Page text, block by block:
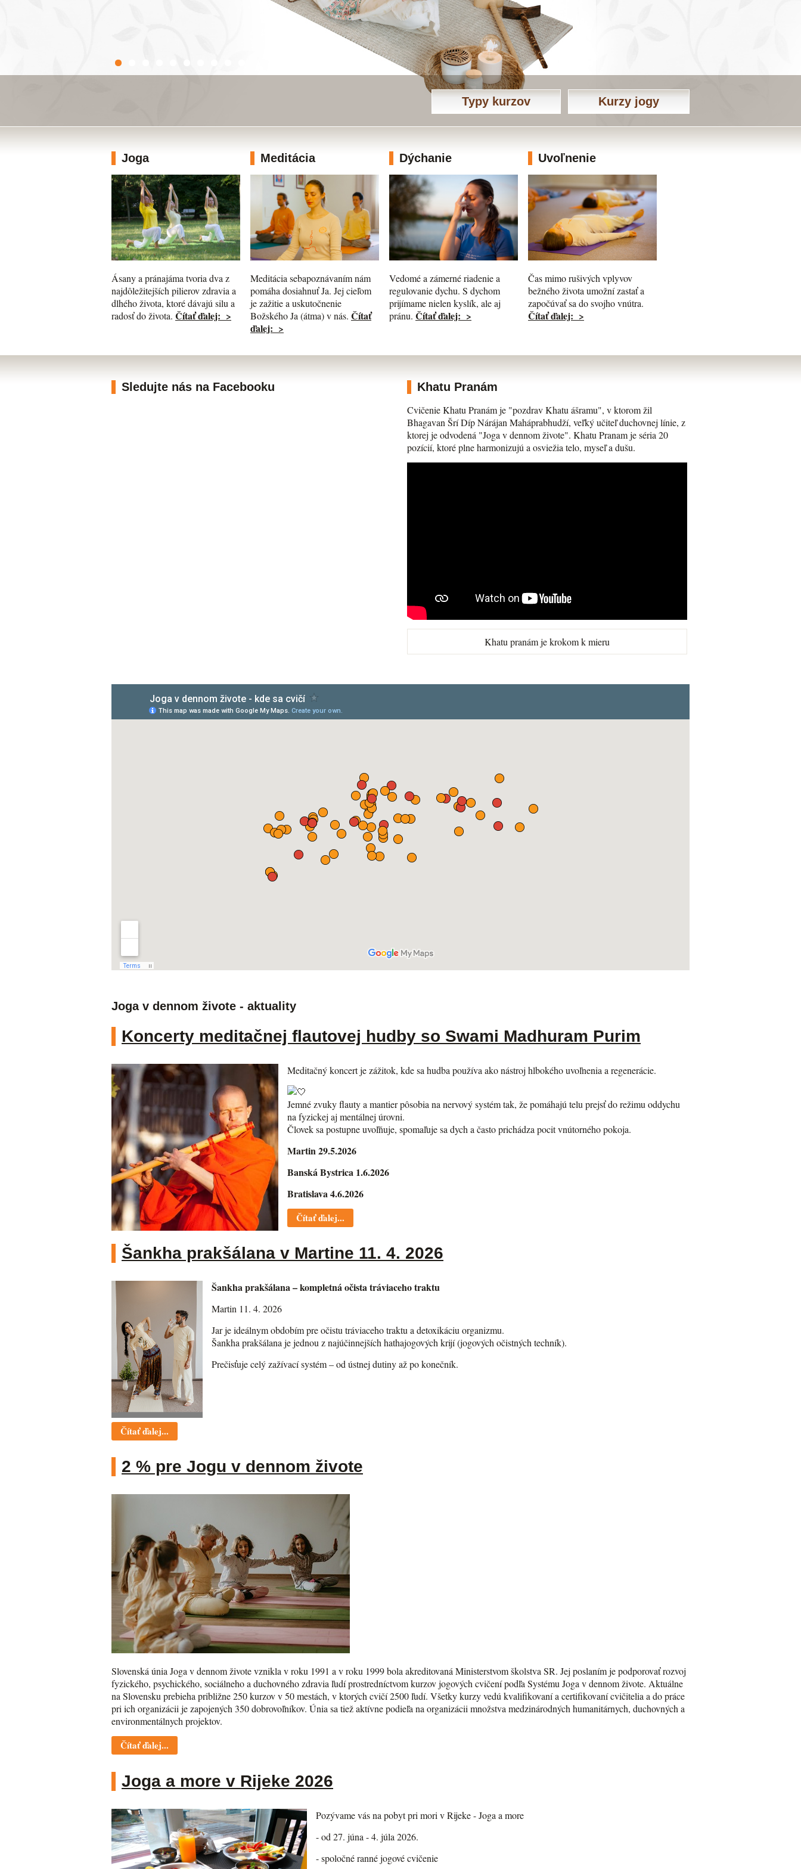
Typy kurzov Kurzy jogy
Joga
Ásany a pránajáma tvoria dva z
najdôležitejších pilierov zdravia a
dlhého života, ktoré dávajú silu a
radosť do života. Čítať ďalej: >
Meditácia
Meditácia sebapoznávaním nám
pomáha dosiahnuť Ja. Jej cieľom
je zažitie a uskutočnenie
Božského Ja (átma) v nás. Čítať
ďalej: >
Dýchanie
Vedomé a zámerné riadenie a
regulovanie dychu. S dychom
prijímame nielen kyslík, ale aj
pránu. Čítať ďalej: >
Uvoľnenie
Čas mimo rušivých vplyvov
bežného života umožní zastať a
započúvať sa do svojho vnútra.
Čítať ďalej: >
Sledujte nás na Facebooku Khatu Pranám
Cvičenie Khatu Pranám je "pozdrav Khatu ášramu", v ktorom žil
Bhagavan Šrí Díp Nárájan Maháprabhudží, veľký učiteľ duchovnej línie, z
ktorej je odvodená "Joga v dennom živote". Khatu Pranam je séria 20
pozícií, ktoré plne harmonizujú a osviežia telo, myseľ a dušu.
Khatu pranám je krokom k mieru
Joga v dennom živote - aktuality
Koncerty meditačnej flautovej hudby so Swami Madhuram Purim
Meditačný koncert je zážitok, kde sa hudba používa ako nástroj hlbokého uvoľnenia a regenerácie.
Jemné zvuky flauty a mantier pôsobia na nervový systém tak, že pomáhajú telu prejsť do režimu oddychu
na fyzickej aj mentálnej úrovni.
Človek sa postupne uvoľňuje, spomaľuje sa dych a často prichádza pocit vnútorného pokoja.
Martin 29.5.2026
Banská Bystrica 1.6.2026
Bratislava 4.6.2026
Čítať ďalej...
Šankha prakšálana v Martine 11. 4. 2026
Šankha prakšálana – kompletná očista tráviaceho traktu
Martin 11. 4. 2026
Jar je ideálnym obdobím pre očistu tráviaceho traktu a detoxikáciu organizmu.
Šankha prakšálana je jednou z najúčinnejších hathajogových krijí (jogových očistných techník).
Prečisťuje celý zažívací systém – od ústnej dutiny až po konečník.
Čítať ďalej...
2 % pre Jogu v dennom živote
Slovenská únia Joga v dennom živote vznikla v roku 1991 a v roku 1999 bola akreditovaná Ministerstvom školstva SR. Jej poslaním je podporovať rozvoj
fyzického, psychického, sociálneho a duchovného zdravia ľudí prostredníctvom kurzov jogových cvičení podľa Systému Joga v dennom živote. Aktuálne
na Slovensku prebieha približne 250 kurzov v 50 mestách, v ktorých cvičí 2500 ľudí. Všetky kurzy vedú kvalifikovaní a certifikovaní cvičitelia a do práce
pri ich organizácii je zapojených 350 dobrovoľníkov. Únia sa tiež aktívne podieľa na organizácii množstva medzinárodných humanitárnych, duchovných a
environmentálnych projektov.
Čítať ďalej...
Joga a more v Rijeke 2026
Pozývame vás na pobyt pri mori v Rijeke - Joga a more
- od 27. júna - 4. júla 2026.
- spoločné ranné jogové cvičenie